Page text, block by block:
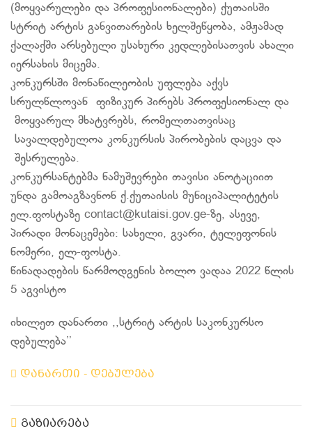
(მოყვარულები და პროფესიონალები) ქუთაისში
სტრიტ არტის განვითარების ხელშეწყობა, ამჟამად
ქალაქში არსებული უსახური კედლებისათვის ახალი
იერსახის მიცემა.
კონკურსში მონაწილეობის უფლება აქვს
სრულწლოვან ფიზიკურ პირებს პროფესიონალ და
მოყვარულ მხატვრებს, რომელთათვისაც
სავალდებულოა კონკურსის პირობების დაცვა და
შესრულება.
კონკურსანტებმა ნამუშევრები თავისი ანოტაციით
უნდა გამოაგზავნონ ქ.ქუთაისის მუნიციპალიტეტის
ელ.ფოსტაზე contact@kutaisi.gov.ge-ზე, ასევე,
პირადი მონაცემები: სახელი, გვარი, ტელეფონის
ნომერი, ელ-ფოსტა.
წინადადების წარმოდგენის ბოლო ვადაა 2022 წლის
5 აგვისტო
იხილეთ დანართი ,,სტრიტ არტის საკონკურსო
დებულება’’
დანართი - დებულება
გაზიარება